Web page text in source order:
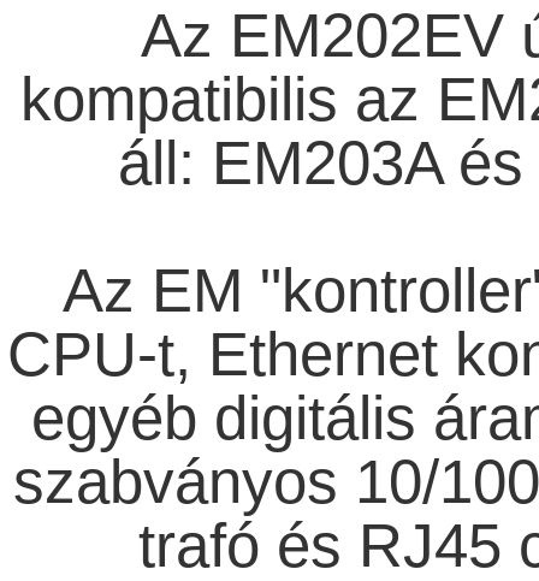
Az EM202EV
kompatibilis az
áll: EM203A
Az EM
CPU-t, Ethernet
egyéb digitális
szabványos 10/
trafó és RJ45